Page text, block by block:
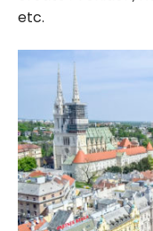
etc.